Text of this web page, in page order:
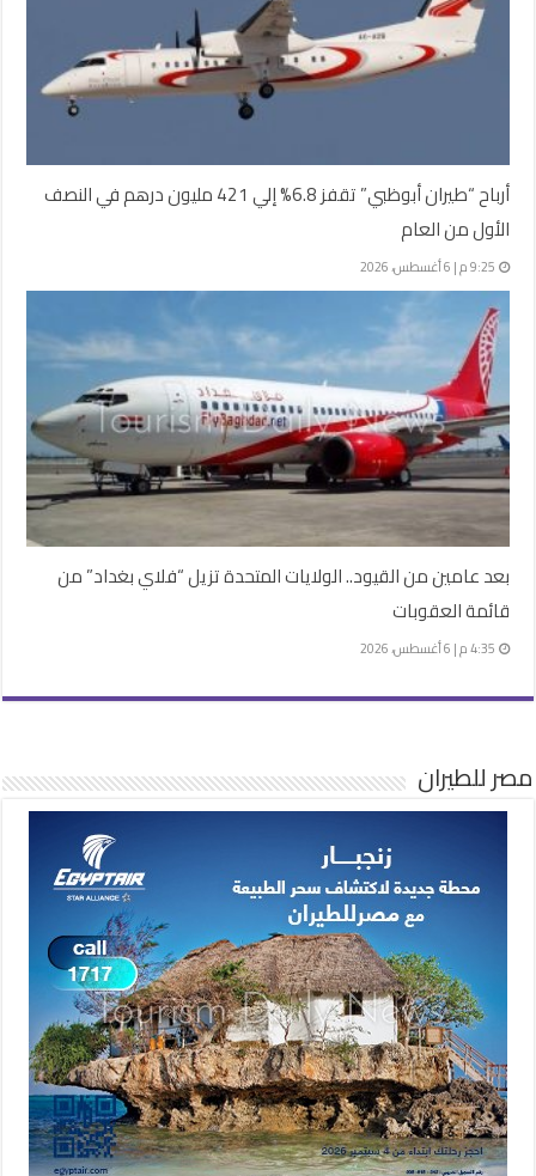
أرباح “طيران أبوظبي” تقفز 6.8% إلي 421 مليون درهم في النصف
الأول من العام
9:25 م | 6 أغسطس، 2026
بعد عامين من القيود.. الولايات المتحدة تزيل “فلاي بغداد” من
قائمة العقوبات
4:35 م | 6 أغسطس، 2026
مصر للطيران